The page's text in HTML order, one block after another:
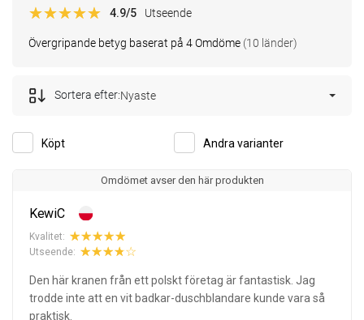
Övergripande betyg baserat på 4 Omdöme (10 länder)
4.9/5 Utseende
Köpt Andra varianter
Sortera efter:Nyaste
Omdömet avser den här produkten
KewiC
Kvalitet:
Utseende:
Den här kranen från ett polskt företag är fantastisk. Jag
trodde inte att en vit badkar-duschblandare kunde vara så
praktisk.